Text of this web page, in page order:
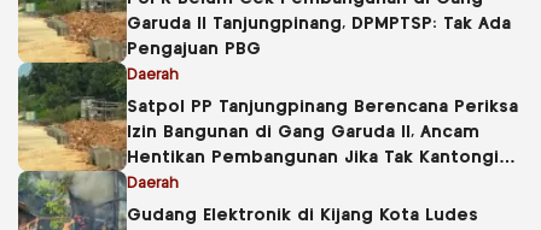
Garuda II Tanjungpinang, DPMPTSP: Tak Ada
Pengajuan PBG
Daerah
Satpol PP Tanjungpinang Berencana Periksa
Izin Bangunan di Gang Garuda II, Ancam
Hentikan Pembangunan Jika Tak Kantongi
PBG
Daerah
Gudang Elektronik di Kijang Kota Ludes